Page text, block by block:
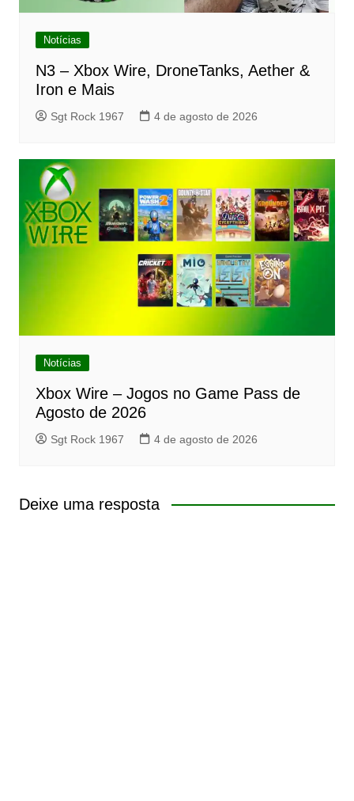
Notícias
N3 – Xbox Wire, DroneTanks, Aether &
Iron e Mais
Sgt Rock 1967 4 de agosto de 2026
Notícias
Xbox Wire – Jogos no Game Pass de
Agosto de 2026
Sgt Rock 1967 4 de agosto de 2026
Deixe uma resposta